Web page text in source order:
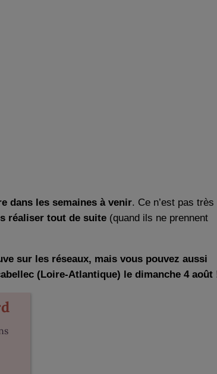
dans les semaines à venir. Ce n’est pas très
réaliser tout de suite (quand ils ne prennent
sur les réseaux, mais vous pouvez aussi
(Loire-Atlantique) le dimanche 4 août